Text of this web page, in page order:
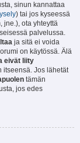
sinun kannattaa
) tai jos kyseessä
jne.), ota yhteyttä
palvelussa.
ja sitä ei voida
on käytössä. Älä
eivät liity
itseensä. Jos lähetät
tämän
jos edes